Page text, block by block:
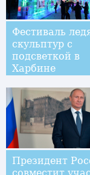
Фестиваль
скульптур с
подсветкой в
Харбине
Президент